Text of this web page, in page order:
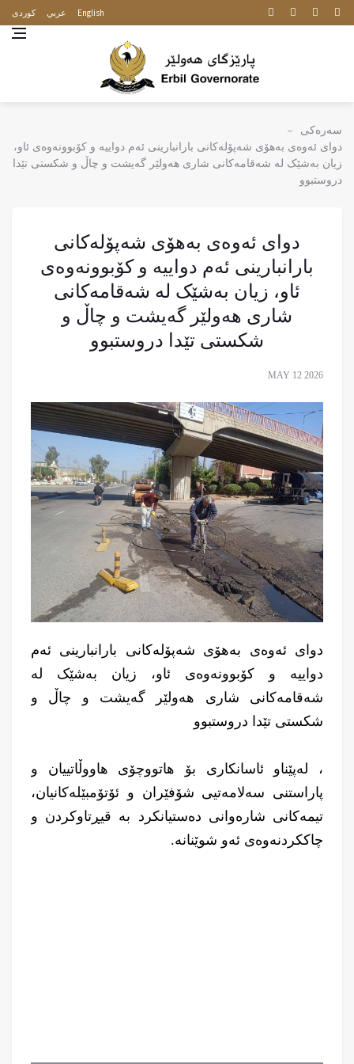
كوردى عربي English
سەرەکی
دوای ئەوەی بەهۆی شەپۆلەکانی بارانبارینی ئەم دواییە و کۆبوونەوەی ئاو،
زیان بەشێک لە شەقامەکانی شاری هەولێر گەیشت و چاڵ و شکستی تێدا
دروستبوو
دوای ئەوەی بەهۆی شەپۆلەکانی
بارانبارینی ئەم دواییە و کۆبوونەوەی
ئاو، زیان بەشێک لە شەقامەکانی
شاری هەولێر گەیشت و چاڵ و
شکستی تێدا دروستبوو
MAY 12 2026
دوای ئەوەی بەهۆی شەپۆلەکانی بارانبارینی ئەم
دواییە و کۆبوونەوەی ئاو، زیان بەشێک لە
شەقامەکانی شاری هەولێر گەیشت و چاڵ و
شکستی تێدا دروستبوو
، لەپێناو ئاسانکاری بۆ هاتووچۆی هاووڵاتییان و
پاراستنی سەلامەتیی شۆفێران و ئۆتۆمبێلەکانیان،
تیمەکانی شارەوانی دەستیانكرد بە قیڕتاوکردن و
چاککردنەوەی ئەو شوێنانە.